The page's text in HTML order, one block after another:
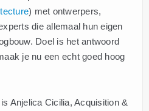
) met ontwerpers,
die allemaal hun eigen
Doel is het antwoord
je nu een echt goed hoog
Anjelica Cicilia, Acquisition &